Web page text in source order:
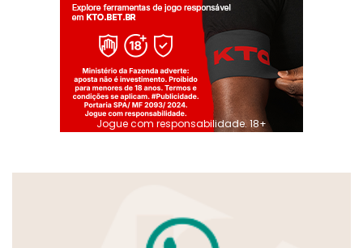
Jogue com responsabilidade. 18+